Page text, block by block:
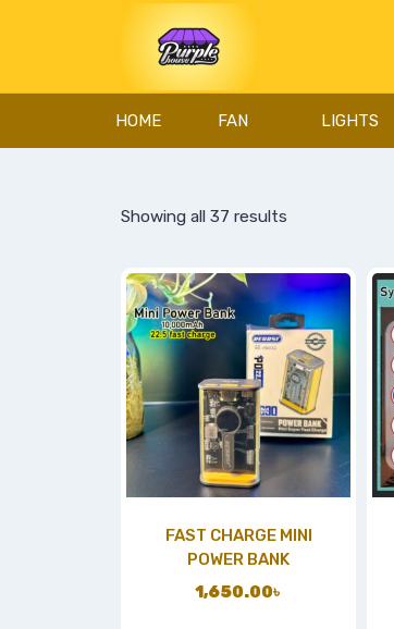
HOME FAN LIGHTS
Showing all 37 results
FAST CHARGE MINI
POWER BANK
1,650.00৳